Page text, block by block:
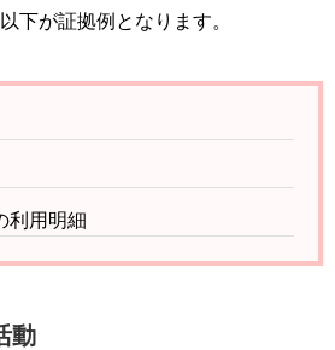
下が証拠例となります。
利用明細
動